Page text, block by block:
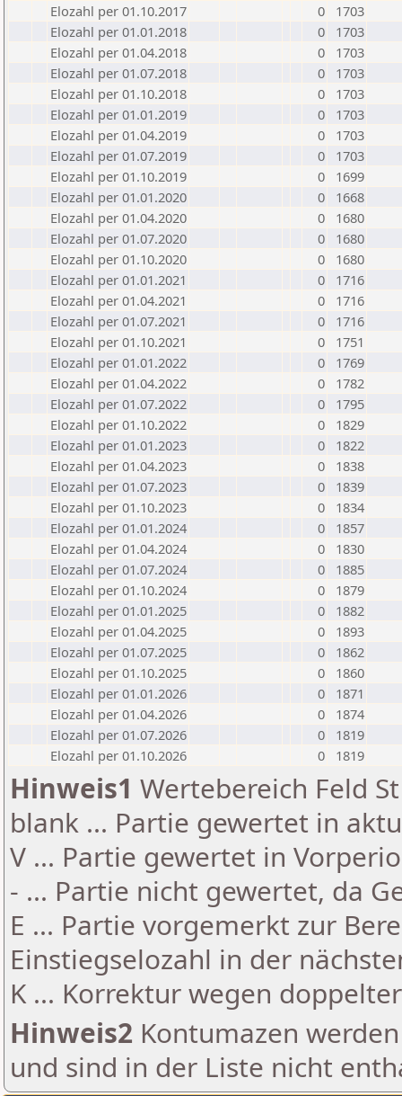
Elozahl per 01.10.2017
0
1703
Elozahl per 01.01.2018
0
1703
Elozahl per 01.04.2018
0
1703
Elozahl per 01.07.2018
0
1703
Elozahl per 01.10.2018
0
1703
Elozahl per 01.01.2019
0
1703
Elozahl per 01.04.2019
0
1703
Elozahl per 01.07.2019
0
1703
Elozahl per 01.10.2019
0
1699
Elozahl per 01.01.2020
0
1668
Elozahl per 01.04.2020
0
1680
Elozahl per 01.07.2020
0
1680
Elozahl per 01.10.2020
0
1680
Elozahl per 01.01.2021
0
1716
Elozahl per 01.04.2021
0
1716
Elozahl per 01.07.2021
0
1716
Elozahl per 01.10.2021
0
1751
Elozahl per 01.01.2022
0
1769
Elozahl per 01.04.2022
0
1782
Elozahl per 01.07.2022
0
1795
Elozahl per 01.10.2022
0
1829
Elozahl per 01.01.2023
0
1822
Elozahl per 01.04.2023
0
1838
Elozahl per 01.07.2023
0
1839
Elozahl per 01.10.2023
0
1834
Elozahl per 01.01.2024
0
1857
Elozahl per 01.04.2024
0
1830
Elozahl per 01.07.2024
0
1885
Elozahl per 01.10.2024
0
1879
Elozahl per 01.01.2025
0
1882
Elozahl per 01.04.2025
0
1893
Elozahl per 01.07.2025
0
1862
Elozahl per 01.10.2025
0
1860
Elozahl per 01.01.2026
0
1871
Elozahl per 01.04.2026
0
1874
Elozahl per 01.07.2026
0
1819
Elozahl per 01.10.2026
0 1819
Hinweis1 Wertebereich Feld
blank ... Partie gewertet in
V ... Partie gewertet in
- ... Partie nicht gewertet, da
E ... Partie vorgemerkt zur
Einstiegselozahl in der
K ... Korrektur wegen
Hinweis2 Kontumazen
und sind in der Liste nicht